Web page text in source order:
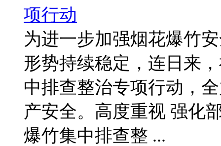
为进一步加强烟花爆竹
形势持续稳定，连日来
中排查整治专项行动，
产安全。高度重视 强化
爆竹集中排查整 ...